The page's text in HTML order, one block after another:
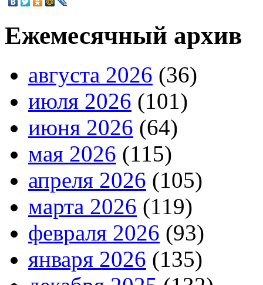
Ежемесячный архив
августа 2026 (36)
июля 2026 (101)
июня 2026 (64)
мая 2026 (115)
апреля 2026 (105)
марта 2026 (119)
февраля 2026 (93)
января 2026 (135)